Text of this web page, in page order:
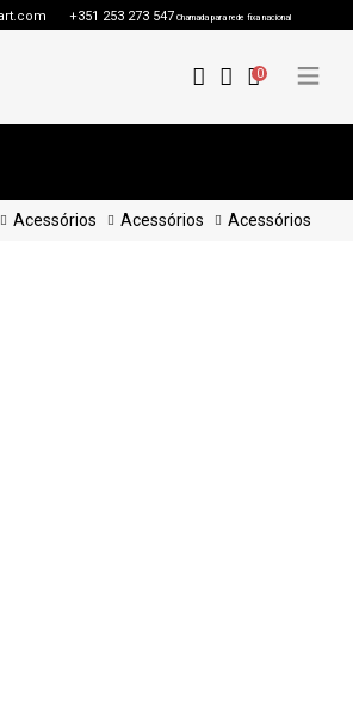
+351 253 273 547 Chamada para rede fixa nacional
0
Acessórios Acessórios Acessórios